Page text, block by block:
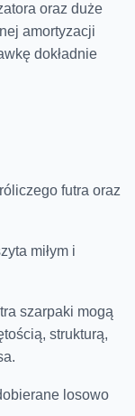
oraz duże
amortyzacji
dokładnie
futra oraz
miłym i
szarpaki mogą
strukturą,
losowo